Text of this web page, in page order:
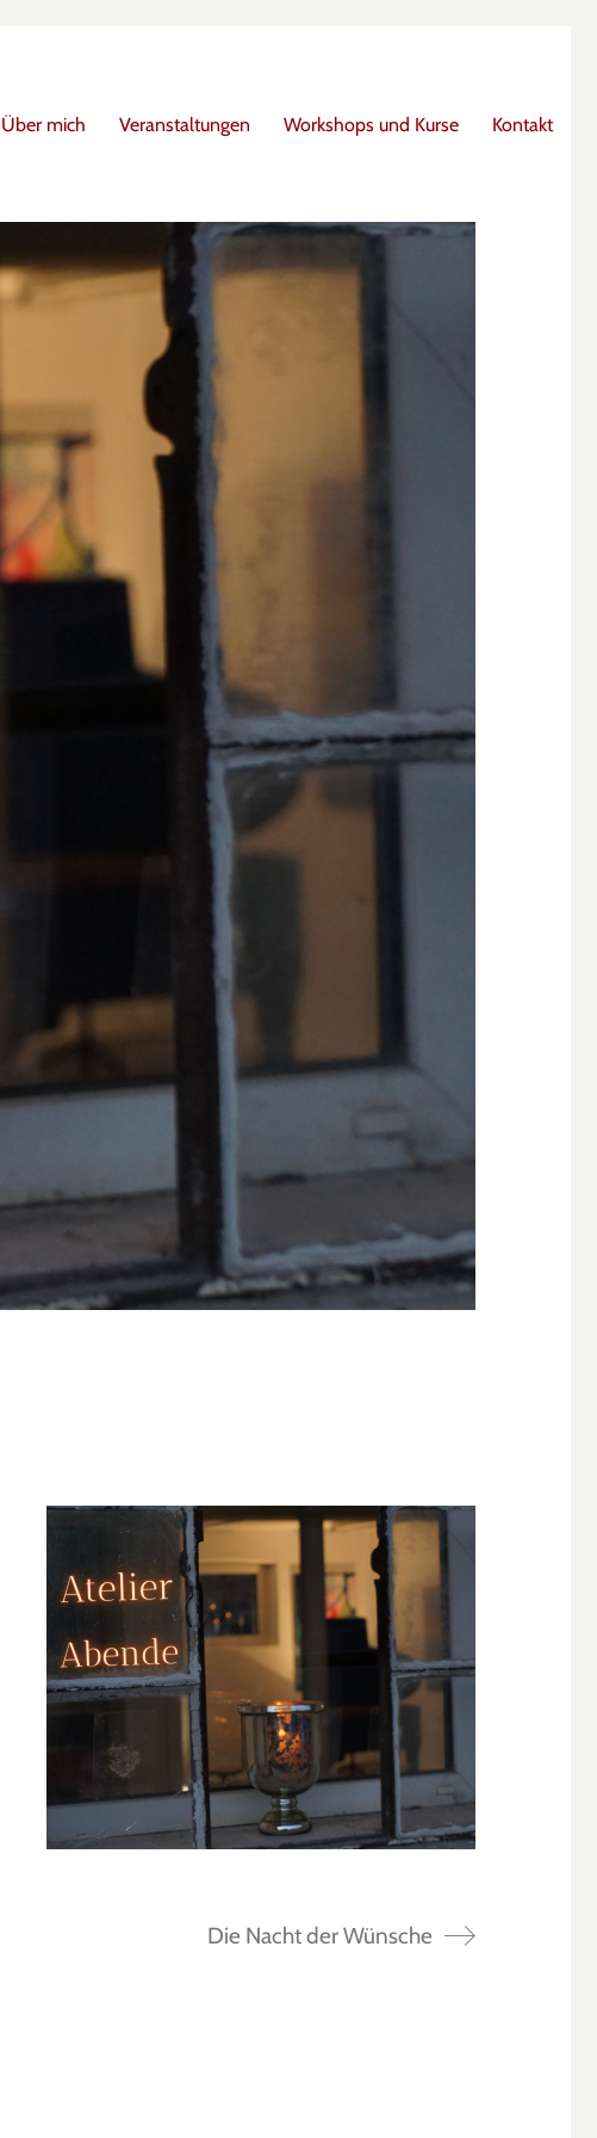
Über mich Veranstaltungen Workshops und Kurse Kontakt
Die Nacht der Wünsche